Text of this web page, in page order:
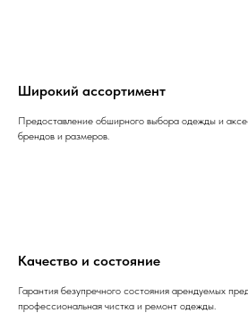
Широкий ассортимент
Предоставление обширного выбора одежды и
брендов и размеров.
Качество и состояние
Гарантия безупречного состояния арендуемых
профессиональная чистка и ремонт одежды.